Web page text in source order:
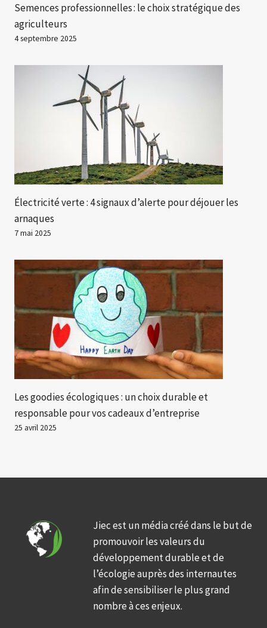
Semences professionnelles : le choix stratégique des
agriculteurs
4 septembre 2025
Électricité verte : 4 signaux d’alerte pour déjouer les
arnaques
7 mai 2025
Les goodies écologiques : un choix durable et
responsable pour vos cadeaux d’entreprise
25 avril 2025
Jiec est un média créé dans le but de
promouvoir les valeurs du
développement durable et de
l’écologie auprès des internautes
afin de sensibiliser le plus grand
nombre à ces enjeux.